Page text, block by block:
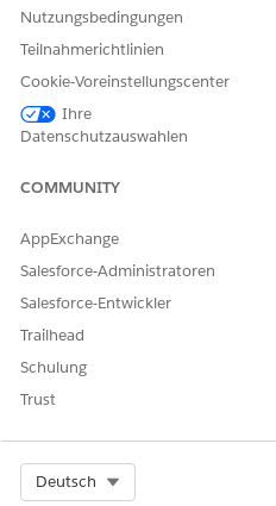
Nutzungsbedingungen
Teilnahmerichtlinien
Cookie-Voreinstellungscenter
Ihre
Datenschutzauswahlen
COMMUNITY
AppExchange
Salesforce-Administratoren
Salesforce-Entwickler
Trailhead
Schulung
Trust
Deutsch